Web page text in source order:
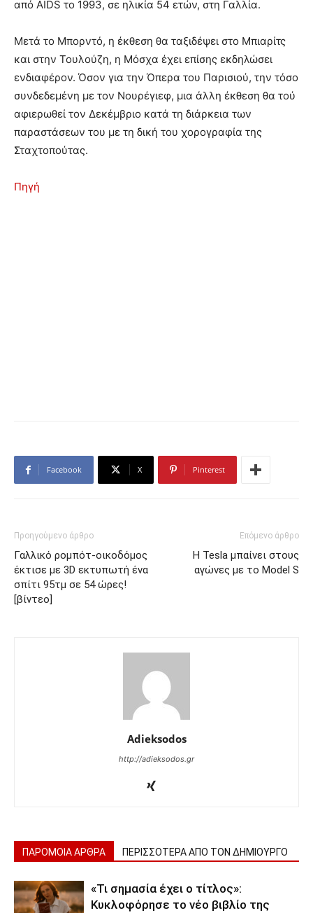
από AIDS το 1993, σε ηλικία 54 ετών, στη Γαλλία.
Μετά το Μπορντό, η έκθεση θα ταξιδέψει στο Μπιαρίτς
και στην Τουλούζη, η Μόσχα έχει επίσης εκδηλώσει
ενδιαφέρον. Όσον για την Όπερα του Παρισιού, την τόσο
συνδεδεμένη με τον Νουρέγιεφ, μια άλλη έκθεση θα τού
αφιερωθεί τον Δεκέμβριο κατά τη διάρκεια των
παραστάσεων του με τη δική του χορογραφία της
Σταχτοπούτας.
Πηγή
Facebook X Pinterest
Προηγούμενο άρθρο
Γαλλικό ρομπότ-οικοδόμος
έκτισε με 3D εκτυπωτή ένα
σπίτι 95τμ σε 54 ώρες!
[βίντεο]
Επόμενο άρθρο
Η Tesla μπαίνει στους
αγώνες με το Model S
Adieksodos
http://adieksodos.gr
ΠΑΡΟΜΟΙΑ ΑΡΘΡΑ ΠΕΡΙΣΣΟΤΕΡΑ ΑΠΟ ΤΟΝ ΔΗΜΙΟΥΡΓΟ
«Τι σημασία έχει ο τίτλος»:
Κυκλοφόρησε το νέο βιβλίο της